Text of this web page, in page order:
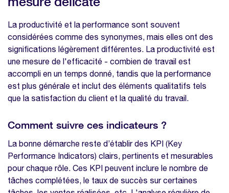
Qualité de vie au travail : un levier de
FAQ
Qu'est-ce qu'un indicateur RH ?
Pourquoi suivre les indicateurs RH ?
Qu'est-ce que le tableau de bord RH ?
Pourquoi est-il important de suivre la
formation ?
Nos modèles à télécharger sur la même
thématique
La productivité et la performance sont souvent
considérées comme des synonymes, mais elles ont des
significations légèrement différentes. La productivité est
une mesure de l'efficacité - combien de travail est
accompli en un temps donné, tandis que la performance
est plus générale et inclut des éléments qualitatifs tels
que la satisfaction du client et la qualité du travail.
Comment suivre ces indicateurs ?
La bonne démarche reste d’établir des KPI (Key
Performance Indicators) clairs, pertinents et mesurables
pour chaque rôle. Ces KPI peuvent inclure le nombre de
tâches complétées, le taux de succès sur certaines